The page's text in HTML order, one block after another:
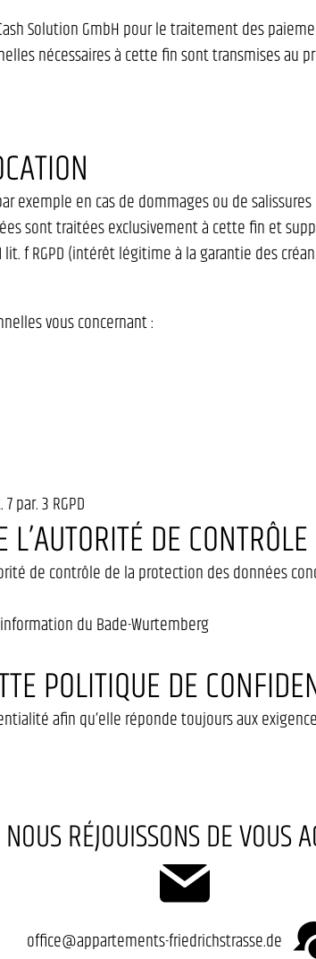
Solution GmbH pour le traitement des
nécessaires à cette fin sont transmises au
exemple en cas de dommages ou de
sont traitées exclusivement à cette fin et
lit. f RGPD (intérêt légitime à la garantie des
vous concernant :
par. 3 RGPD
DE CONTRÔLE
de contrôle de la protection des données
du Bade-Wurtemberg
POLITIQUE DE
afin qu’elle réponde toujours aux
RÉJOUISSONS DE VOUS
office@appartements-friedrichstrasse.de